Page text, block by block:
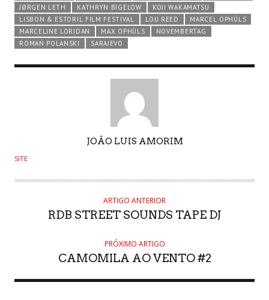
JØRGEN LETH
KATHRYN BIGELOW
KOJI WAKAMATSU
LISBON & ESTORIL FILM FESTIVAL
LOU REED
MARCEL OPHÜLS
MARCELINE LORIDAN
MAX OPHÜLS
NOVEMBERTAG
ROMAN POLANSKI
SARAJEVO
JOÃO LUIS AMORIM
SITE
ARTIGO ANTERIOR
RDB STREET SOUNDS TAPE DJ
PRÓXIMO ARTIGO
CAMOMILA AO VENTO #2